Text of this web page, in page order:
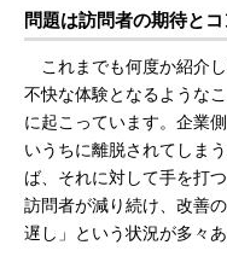
問題は訪問者の期待と
これまでも何度か紹介
不快な体験となるような
に起こっています。企業
いうちに離脱されてしま
ば、それに対して手を打
訪問者が減り続け、改善
遅し」という状況が多々あ